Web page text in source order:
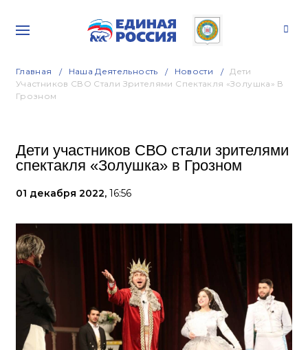
Главная Наша Деятельность Новости
Дети
Участников СВО Стали Зрителями Спектакля «Золушка» В
Грозном
Дети участников СВО стали зрителями
спектакля «Золушка» в Грозном
01 декабря 2022, 16:56